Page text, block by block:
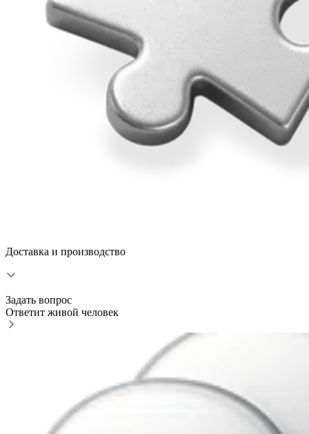
Доставка и производство
Задать вопрос
Ответит живой человек